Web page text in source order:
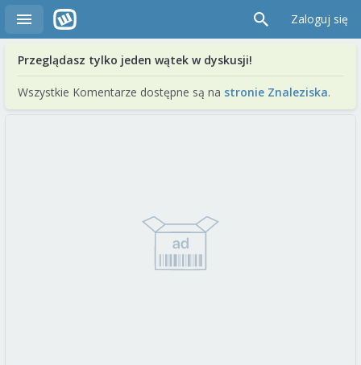
Zaloguj się
Przeglądasz tylko jeden wątek w dyskusji!
Wszystkie Komentarze dostępne są na stronie Znaleziska.